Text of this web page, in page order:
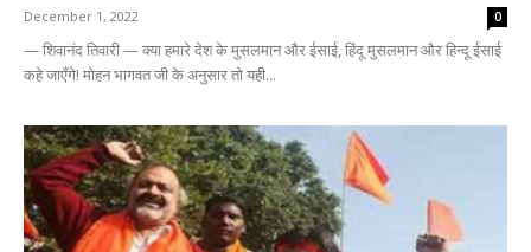
December 1, 2022 0
— शिवानंद तिवारी — क्या हमारे देश के मुसलमान और ईसाई, हिंदू मुसलमान और हिन्दू ईसाई
कहे जाएँगे! मोहन भागवत जी के अनुसार तो यही...